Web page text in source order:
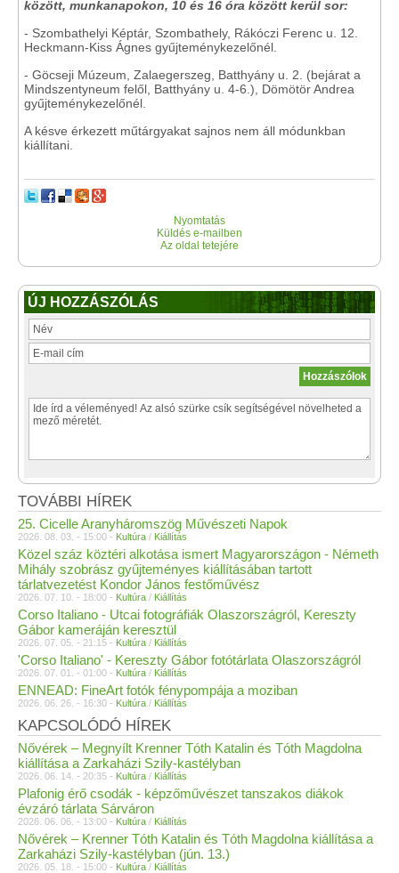
között, munkanapokon, 10 és 16 óra között kerül sor:
- Szombathelyi Képtár, Szombathely, Rákóczi Ferenc u. 12.
Heckmann-Kiss Ágnes gyűjteménykezelőnél.
- Göcseji Múzeum, Zalaegerszeg, Batthyány u. 2. (bejárat a
Mindszentyneum felől, Batthyány u. 4-6.), Dömötör Andrea
gyűjteménykezelőnél.
A késve érkezett műtárgyakat sajnos nem áll módunkban
kiállítani.
Nyomtatás
Küldés e-mailben
Az oldal tetejére
ÚJ HOZZÁSZÓLÁS
TOVÁBBI HÍREK
25. Cicelle Aranyháromszög Művészeti Napok
2026. 08. 03. - 15:00 - Kultúra / Kiállítás
Közel száz köztéri alkotása ismert Magyarországon - Németh
Mihály szobrász gyűjteményes kiállításában tartott
tárlatvezetést Kondor János festőművész
2026. 07. 10. - 18:00 - Kultúra / Kiállítás
Corso Italiano - Utcai fotográfiák Olaszországról, Kereszty
Gábor kameráján keresztül
2026. 07. 05. - 21:15 - Kultúra / Kiállítás
'Corso Italiano' - Kereszty Gábor fotótárlata Olaszországról
2026. 07. 01. - 01:00 - Kultúra / Kiállítás
ENNEAD: FineArt fotók fénypompája a moziban
2026. 06. 26. - 16:30 - Kultúra / Kiállítás
KAPCSOLÓDÓ HÍREK
Nővérek – Megnyílt Krenner Tóth Katalin és Tóth Magdolna
kiállítása a Zarkaházi Szily-kastélyban
2026. 06. 14. - 20:35 - Kultúra / Kiállítás
Plafonig érő csodák - képzőművészet tanszakos diákok
évzáró tárlata Sárváron
2026. 06. 06. - 13:00 - Kultúra / Kiállítás
Nővérek – Krenner Tóth Katalin és Tóth Magdolna kiállítása a
Zarkaházi Szily-kastélyban (jún. 13.)
2026. 05. 18. - 15:00 - Kultúra / Kiállítás